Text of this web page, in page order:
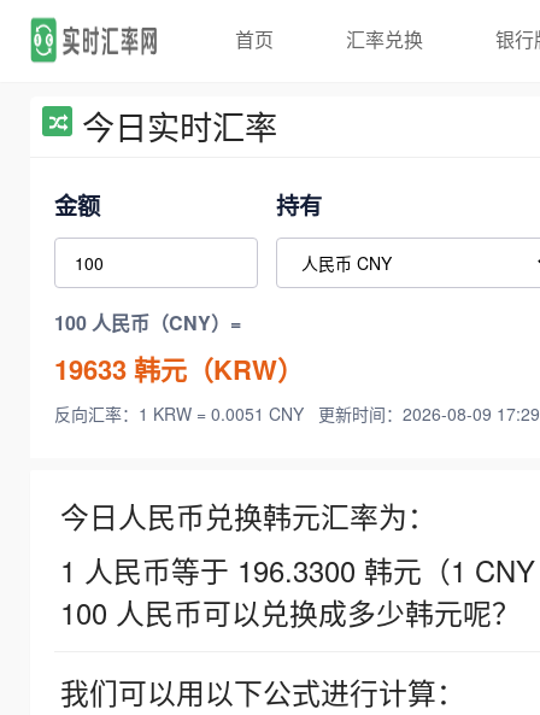
首页 汇率兑换 银行
今日实时汇率
金额 持有
100 人民币（CNY）=
19633韩元（KRW）
反向汇率：1 KRW = 0.0051 CNY 更新时间：2026-08-09
今日人民币兑换韩元汇率为：
1 人民币等于 196.3300 韩元（1
100 人民币可以兑换成多少韩元呢？
我们可以用以下公式进行计算：